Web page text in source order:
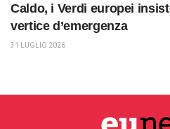
Caldo, i Verdi europei
vertice d’emergenza
31 LUGLIO 2026